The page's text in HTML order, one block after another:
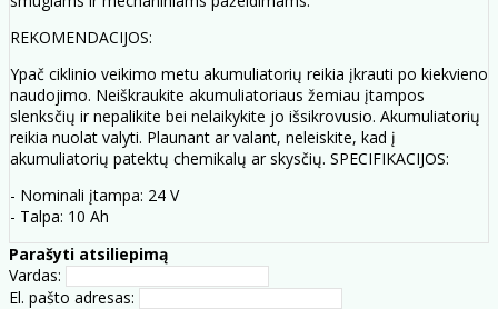
REKOMENDACIJOS:
Ypač ciklinio veikimo metu akumuliatorių reikia įkrauti po kiekvieno
naudojimo. Neiškraukite akumuliatoriaus žemiau įtampos
slenksčių ir nepalikite bei nelaikykite jo išsikrovusio. Akumuliatorių
reikia nuolat valyti. Plaunant ar valant, neleiskite, kad į
akumuliatorių patektų chemikalų ar skysčių. SPECIFIKACIJOS:
- Nominali įtampa: 24 V
- Talpa: 10 Ah
Parašyti atsiliepimą
Vardas:
El. pašto adresas: